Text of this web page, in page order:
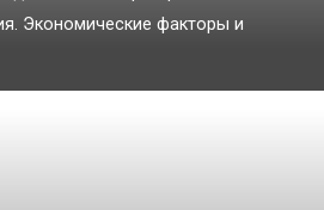
Экономические факторы и